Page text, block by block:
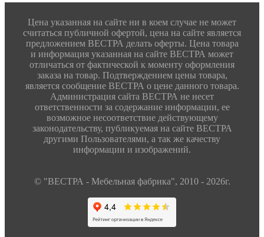
Цена указанная на сайте ни в коем случае не может
считаться публичной офертой, цена на сайте является
предложением ВЕСТРА делать оферты. Цена товара
и информация указанная на сайте ВЕСТРА может
отличаться от фактической к моменту оформления
заказа на товар. Подтверждением цены товара,
является сообщение ВЕСТРА о цене данного товара.
Администрация сайта ВЕСТРА не несет
ответственности за содержание информации, ее
возможное несоответствие действующему
законодательству, публикуемая на сайте ВЕСТРА
другими Пользователями, а так же качеству
информации и изображений.
© "ВЕСТРА - Мебельная фабрика", 2010 - 2026г.